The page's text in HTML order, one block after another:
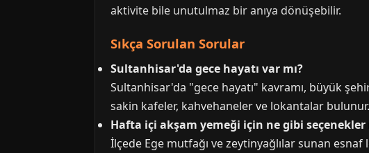
aktivite bile unutulmaz bir anıya dönüşebilir.
Sıkça Sorulan Sorular
Sultanhisar'da gece hayatı var mı?
Sultanhisar'da "gece hayatı" kavramı, büyük
sakin kafeler, kahvehaneler ve lokantalar
Hafta içi akşam yemeği için ne gibi seçenekler
İlçede Ege mutfağı ve zeytinyağlılar sunan